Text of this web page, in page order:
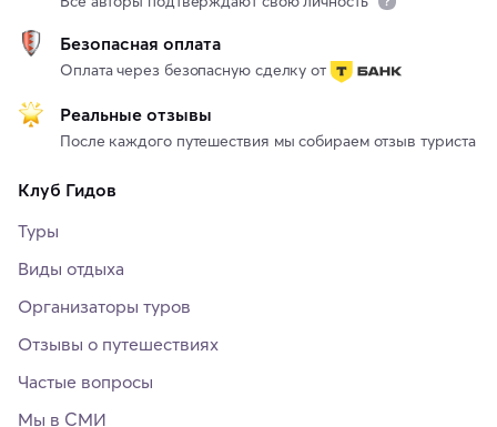
Безопасная оплата
Оплата через безопасную сделку от
Реальные отзывы
После каждого путешествия мы собираем отзыв туриста
Клуб Гидов
Туры
Виды отдыха
Организаторы туров
Отзывы о путешествиях
Частые вопросы
Мы в СМИ